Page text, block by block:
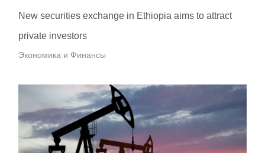
New securities exchange in Ethiopia aims to attract
private investors
Экономика и Финансы